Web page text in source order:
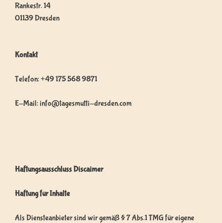
Rankestr. 14
01139 Dresden
Kontakt
Telefon: +49 175 568 9871
E-Mail: info@tagesmutti-dresden.com
Haftungsausschluss Discaimer
Haftung für Inhalte
Als Diensteanbieter sind wir gemäß § 7 Abs.1 TMG für eigene